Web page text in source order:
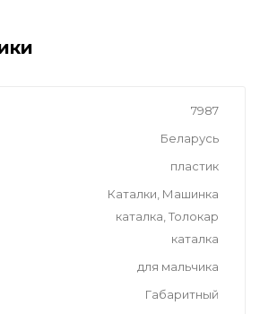
7987
Беларусь
пластик
Каталки, Машинка
каталка, Толокар
каталка
для мальчика
Габаритный